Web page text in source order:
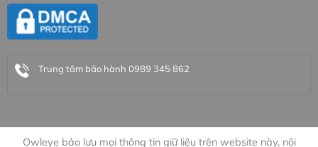
Trung tâm bảo hành 0989 345 862
Owleye bảo lưu mọi thông tin giữ liệu trên website này, nội